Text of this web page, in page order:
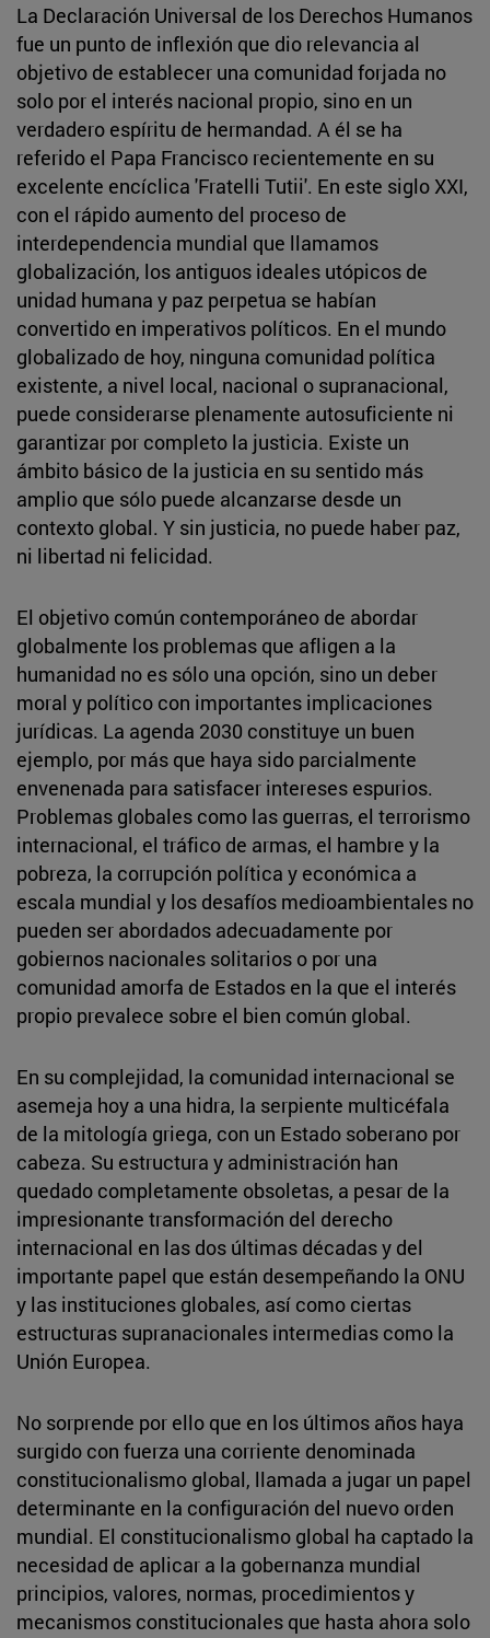
La Declaración Universal de los Derechos Humanos
fue un punto de inflexión que dio relevancia al
objetivo de establecer una comunidad forjada no
solo por el interés nacional propio, sino en un
verdadero espíritu de hermandad. A él se ha
referido el Papa Francisco recientemente en su
excelente encíclica 'Fratelli Tutii'. En este siglo XXI,
con el rápido aumento del proceso de
interdependencia mundial que llamamos
globalización, los antiguos ideales utópicos de
unidad humana y paz perpetua se habían
convertido en imperativos políticos. En el mundo
globalizado de hoy, ninguna comunidad política
existente, a nivel local, nacional o supranacional,
puede considerarse plenamente autosuficiente ni
garantizar por completo la justicia. Existe un
ámbito básico de la justicia en su sentido más
amplio que sólo puede alcanzarse desde un
contexto global. Y sin justicia, no puede haber paz,
ni libertad ni felicidad.
El objetivo común contemporáneo de abordar
globalmente los problemas que afligen a la
humanidad no es sólo una opción, sino un deber
moral y político con importantes implicaciones
jurídicas. La agenda 2030 constituye un buen
ejemplo, por más que haya sido parcialmente
envenenada para satisfacer intereses espurios.
Problemas globales como las guerras, el terrorismo
internacional, el tráfico de armas, el hambre y la
pobreza, la corrupción política y económica a
escala mundial y los desafíos medioambientales no
pueden ser abordados adecuadamente por
gobiernos nacionales solitarios o por una
comunidad amorfa de Estados en la que el interés
propio prevalece sobre el bien común global.
En su complejidad, la comunidad internacional se
asemeja hoy a una hidra, la serpiente multicéfala
de la mitología griega, con un Estado soberano por
cabeza. Su estructura y administración han
quedado completamente obsoletas, a pesar de la
impresionante transformación del derecho
internacional en las dos últimas décadas y del
importante papel que están desempeñando la ONU
y las instituciones globales, así como ciertas
estructuras supranacionales intermedias como la
Unión Europea.
No sorprende por ello que en los últimos años haya
surgido con fuerza una corriente denominada
constitucionalismo global, llamada a jugar un papel
determinante en la configuración del nuevo orden
mundial. El constitucionalismo global ha captado la
necesidad de aplicar a la gobernanza mundial
principios, valores, normas, procedimientos y
mecanismos constitucionales que hasta ahora solo